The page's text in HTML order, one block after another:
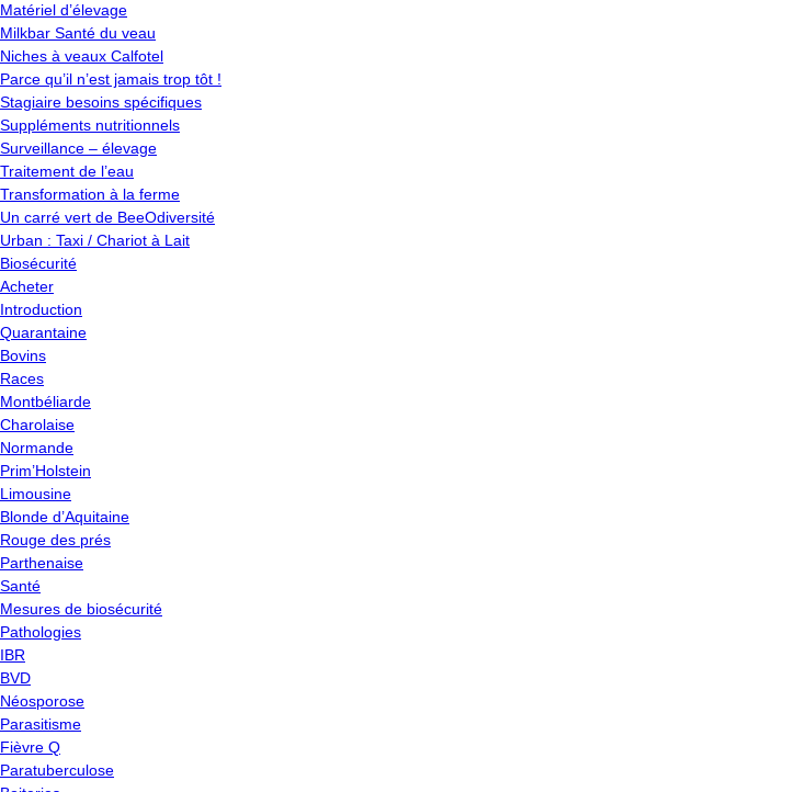
Matériel d’élevage
Milkbar Santé du veau
Niches à veaux Calfotel
Parce qu’il n’est jamais trop tôt !
Stagiaire besoins spécifiques
Suppléments nutritionnels
Surveillance – élevage
Traitement de l’eau
Transformation à la ferme
Un carré vert de BeeOdiversité
Urban : Taxi / Chariot à Lait
Biosécurité
Acheter
Introduction
Quarantaine
Bovins
Races
Montbéliarde
Charolaise
Normande
Prim’Holstein
Limousine
Blonde d’Aquitaine
Rouge des prés
Parthenaise
Santé
Mesures de biosécurité
Pathologies
IBR
BVD
Néosporose
Parasitisme
Fièvre Q
Paratuberculose